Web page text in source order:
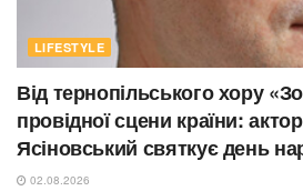
LIFESTYLE
Від тернопільського хору
провідної сцени країни:
Ясіновський святкує день
02.08.2026